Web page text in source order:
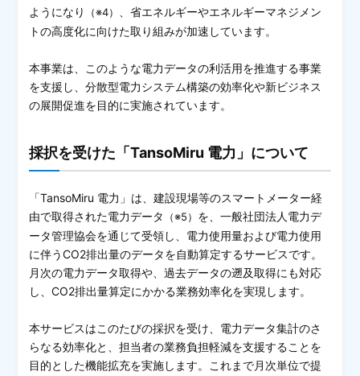
ようになり
（※4）
、省エネルギーやエネルギーマネジメン
トの高度化に向けた取り組みが加速しています。
本事業は、このような電力データの利活用を推進する事業
を支援し、分散型電力システム構築の効率化や新ビジネス
の展開促進を目的に実施されています。
採択を受けた「TansoMiru 電力」について
「TansoMiru 電力」は、建設現場等のスマートメーター経
由で取得された電力データ
（※5） を、一般社団法人電力デ
ータ管理協会を通じて受領し、電力使用量および電力使用
に伴うCO2排出量のデータを自動算定するサービスです。
月次の電力データ取得や、過去データの遡及取得にも対応
し、CO2排出量算定にかかる業務効率化を実現します。
本サービスはこのたびの採択を受け、電力データ集計のさ
らなる効率化と、担当者の業務負担軽減を支援することを
目的とした機能拡充を実施します。これまで月次単位で提